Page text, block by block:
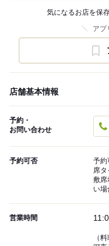
気になるお店を保
アプ
店舗基本情報
予約・
お問い合わせ
予約可否
予約
席
敷席
い場
営業時間
（